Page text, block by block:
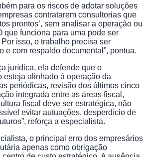
para os riscos de adotar soluções
contratarem consultorias que
prontos’, sem analisar a operação ou
que funciona para uma pode ser
isso, o trabalho precisa ser
e com respaldo documental”, pontua.
jurídica, ela defende que o
esteja alinhado à operação da
periódicas, revisão dos últimos cinco
integrada entre as áreas fiscal,
fiscal deve ser estratégica, não
evitar autuações, desperdício de
reforça a especialista.
o principal erro dos empresários
apenas como obrigação